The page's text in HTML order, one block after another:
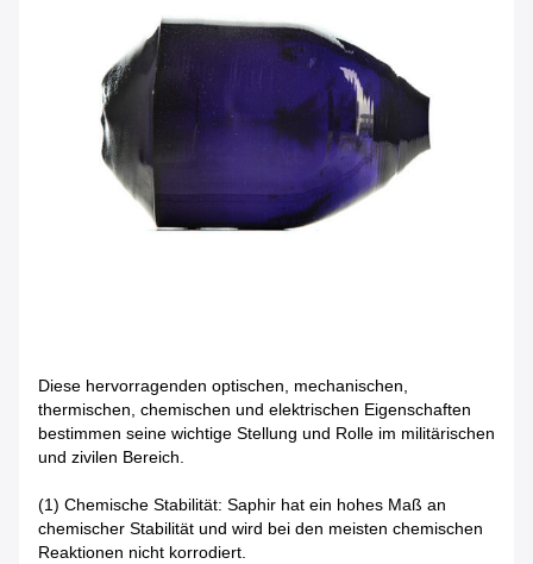
Diese hervorragenden optischen, mechanischen,
thermischen, chemischen und elektrischen Eigenschaften
bestimmen seine wichtige Stellung und Rolle im militärischen
und zivilen Bereich.
(1) Chemische Stabilität: Saphir hat ein hohes Maß an
chemischer Stabilität und wird bei den meisten chemischen
Reaktionen nicht korrodiert.